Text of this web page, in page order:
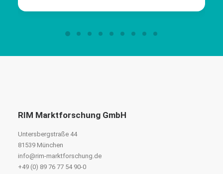
RIM Marktforschung GmbH
Untersbergstraße 44
81539 München
info@rim-marktforschung.de
+49 (0) 89 76 77 54 90-0